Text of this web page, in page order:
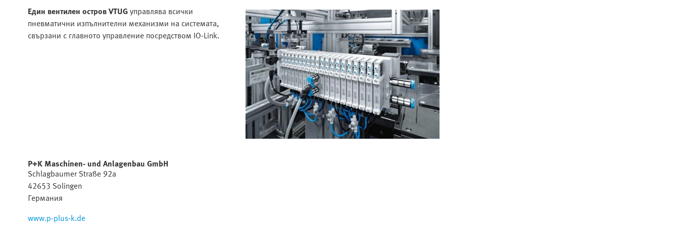
Един вентилен остров VTUGуправлява всички
пневматични изпълнителни механизми на системата,
свързани с главното управление посредством IO-Link.
P+K Maschinen- und Anlagenbau GmbH
Schlagbaumer Straße 92a
42653 Solingen
Германия
www.p-plus-k.de